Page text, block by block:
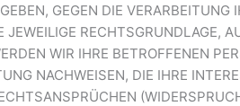
GEGEN DIE
JEWEILIGE RECHTSGRUNDLAGE,
WIR IHRE BETROFFENEN
NACHWEISEN, DIE IHRE